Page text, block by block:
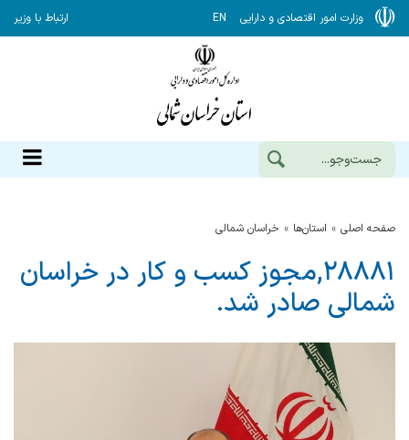
وزارت امور اقتصادی و دارایی EN ارتباط با وزیر
صفحه اصلی استان‌ها خراسان شمالي
۲۸۸۸۱,مجوز کسب و کار در خراسان
شمالی صادر شد.